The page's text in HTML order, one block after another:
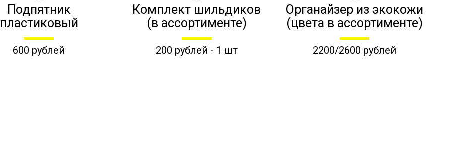
Подпятник
пластиковый
600 рублей
Комплект шильдиков
(в ассортименте)
200 рублей - 1 шт
Органайзер из экокожи
(цвета в ассортименте)
2200/2600 рублей